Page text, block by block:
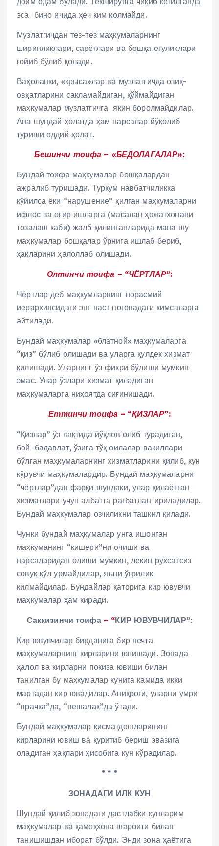
эса бино ичида ҳеч ким қолмайди.
Музлатгичдан тез-тез маҳкумаларнинг
ширинликлари, сарёғлари ва бошқа егуликлари
ғойиб бўлиб қолади.
Ваҳоланки, «крыса»лар ва музлатгичда озиқ-
овқатларини сақламайдиган, қўймайдиган
маҳкумалар музлатгичга яқин боролмайдилар.
Ана шундай ҳолатда ҳам нарсалар йўқолиб
туриши оддий ҳолат.
Бешинчи тоифа – «БЕДОЛАГАЛАР»:
Бундай тоифа маҳкумалар бошқалардан
ажралиб туришади. Туркум навбатчиликка
қўйилса ёки “нарушение” қилган маҳкумаларни
ифлос ва оғир ишларга (масалан ҳожатхонани
тозалаш каби) жалб қилинганларида мана шу
маҳкумалар бошқалар ўрнига ишлаб бериб,
ҳақларини ҳалоллаб олишади.
Олтинчи тоифа – “ЧЁРТЛАР”:
Чёртлар деб маҳкумларнинг норасмий
иерархиясидаги энг паст поғонадаги кимсаларга
айтилади.
Бундай маҳкумалар «блатной» маҳкумаларга
“қиз” бўлиб олишади ва уларга қулдек хизмат
қилишади. Уларнинг ўз фикри бўлиши мумкин
эмас. Улар ўзлари хизмат қиладиган
маҳкумаларга ниҳоятда сиғинишади.
Еттинчи тоифа – “ҚИЗЛАР”:
“Қизлар” ўз вақтида йўқлов олиб турадиган,
бой–бадавлат, ўзига тўқ оилалар вакиллари
бўлган маҳкумаларнинг хизматларини қилиб, кун
кўрувчи маҳкумалардир. Бундай маҳкумаларни
“чёртлар”дан фарқи шундаки, улар қилаётган
хизматлари учун албатта рағбатлантириладилар.
Бундай маҳкумалар озчиликни ташкил қилади.
Чунки бундай маҳкумалар унга ишонган
маҳкуманинг “кишери”ни очиши ва
нарсаларидан олиши мумкин, лекин рухсатсиз
совуқ қўл урмайдилар, яъни ўғрилик
қилмайдилар. Бундайлар қаторига кир ювувчи
маҳкумалар ҳам киради.
Саккизинчи тоифа – “КИР ЮВУВЧИЛАР”:
Кир ювувчилар бирданига бир нечта
маҳкумаларнинг кирларини ювишади. Зонада
ҳалол ва кирларни покиза ювиши билан
танилган бу маҳкумалар кунига камида икки
мартадан кир ювадилар. Аниқроғи, уларни умри
“прачка”да, “вешалак”да ўтади.
Бундай маҳкумалар қисматдошларининг
кирларини ювиш ва қуритиб бериш эвазига
оладиган ҳақлари ҳисобига кун кўрадилар.
* * *
ЗОНАДАГИ ИЛК КУН
Шундай қилиб зонадаги дастлабки кунларим
маҳкумалар ва қамоқхона шароити билан
танишишдан иборат бўлди. Энди зона ҳаётига